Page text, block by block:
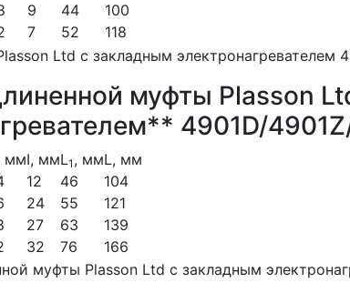
9
7
44
52
100
118
муфты Plasson
4901D/
ммI, ммL1 , ммL, мм
12
24
27
32
46
55
63
76
104
121
139
166